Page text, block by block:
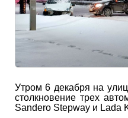
Утром 6 декабря на
столкновение трех
Sandero Stepway и Lada